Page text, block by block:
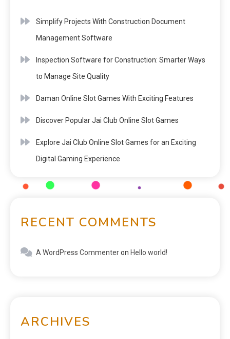
Simplify Projects With Construction Document
Management Software
Inspection Software for Construction: Smarter Ways
to Manage Site Quality
Daman Online Slot Games With Exciting Features
Discover Popular Jai Club Online Slot Games
Explore Jai Club Online Slot Games for an Exciting
Digital Gaming Experience
RECENT COMMENTS
A WordPress Commenteron Hello world!
ARCHIVES